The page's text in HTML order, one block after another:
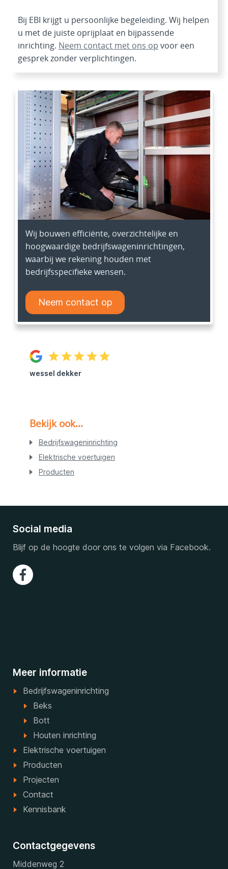
Bij EBI krijgt u persoonlijke begeleiding. Wij helpen
u met de juiste oprijplaat en bijpassende
inrichting. Neem contact met ons op voor een
gesprek zonder verplichtingen.
Wij bouwen efficiënte, overzichtelijke en
hoogwaardige bedrijfswageninrichtingen,
waarbij we rekening houden met
bedrijfsspecifieke wensen.
Neem contact op
wessel dekker
Bekijk ook...
Bedrijfswageninrichting
Elektrische voertuigen
Producten
Social media
Blijf op de hoogte door ons te volgen via Facebook.
Meer informatie
Bedrijfswageninrichting
Beks
Bott
Houten inrichting
Elektrische voertuigen
Producten
Projecten
Contact
Kennisbank
Contactgegevens
Middenweg 2